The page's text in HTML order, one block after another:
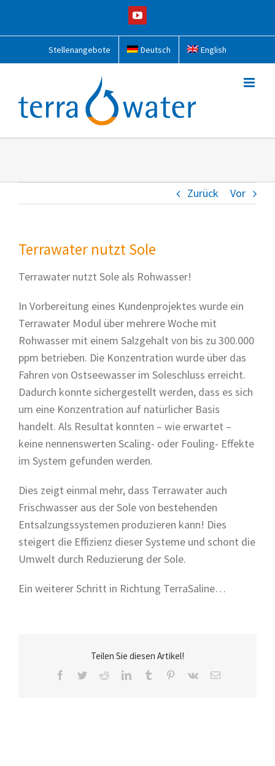
YouTube
Stellenangebote Deutsch English
Zurück Vor
Terrawater nutzt Sole
Terrawater nutzt Sole als Rohwasser!
In Vorbereitung eines Kundenprojektes wurde ein
Terrawater Modul über mehrere Woche mit
Rohwasser mit einem Salzgehalt von bis zu 300.000
ppm betrieben. Die Konzentration wurde über das
Fahren von Ostseewasser im Soleschluss erreicht.
Dadurch konnte sichergestellt werden, dass es sich
um eine Konzentration auf natürlicher Basis
handelt. Als Resultat konnten – wie erwartet –
keine nennenswerten Scaling- oder Fouling- Effekte
im System gefunden werden.
Dies zeigt einmal mehr, dass Terrawater auch
Frischwasser aus der Sole von bestehenden
Entsalzungssystemen produzieren kann! Dies
steigert die Effizienz dieser Systeme und schont die
Umwelt durch Reduzierung der Sole.
Ein weiterer Schritt in Richtung TerraSaline…
Teilen Sie diesen Artikel!
Facebook
TwitterRedditLinkedInTumblr Pinterest
Vk
E-